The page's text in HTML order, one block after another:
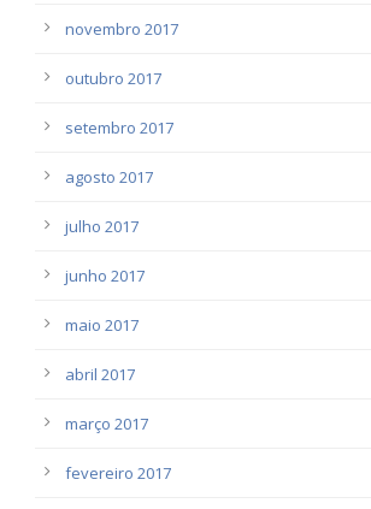
novembro 2017
outubro 2017
setembro 2017
agosto 2017
julho 2017
junho 2017
maio 2017
abril 2017
março 2017
fevereiro 2017